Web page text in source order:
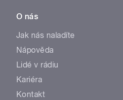
O nás
Jak nás naladíte
Nápověda
Lidé v rádiu
Kariéra
Kontakt